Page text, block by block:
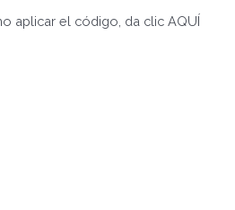
aplicar el código, da clicAQUÍ